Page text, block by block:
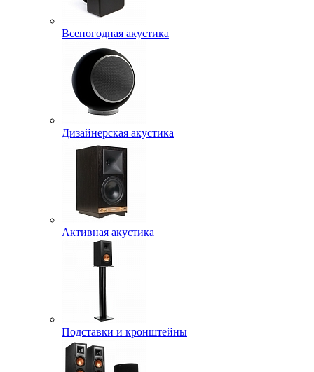
Всепогодная акустика
Дизайнерская акустика
Активная акустика
Подставки и кронштейны